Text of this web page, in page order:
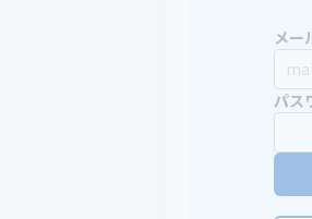
メー
パス